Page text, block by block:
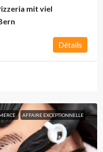
mit viel
Détails
AFFAIRE EXCEPTIONNELLE